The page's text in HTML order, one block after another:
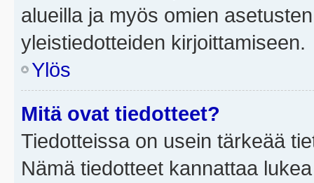
alueilla ja myös omien
yleistiedotteiden kirjoittamiseen.
Ylös
Mitä ovat tiedotteet?
Tiedotteissa on usein tärkeää
Nämä tiedotteet kannattaa